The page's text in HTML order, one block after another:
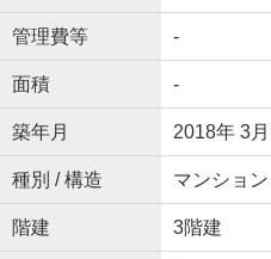
管理費等 -
面積 -
築年月 2018年 3
種別 / 構造 マンショ
階建 3階建